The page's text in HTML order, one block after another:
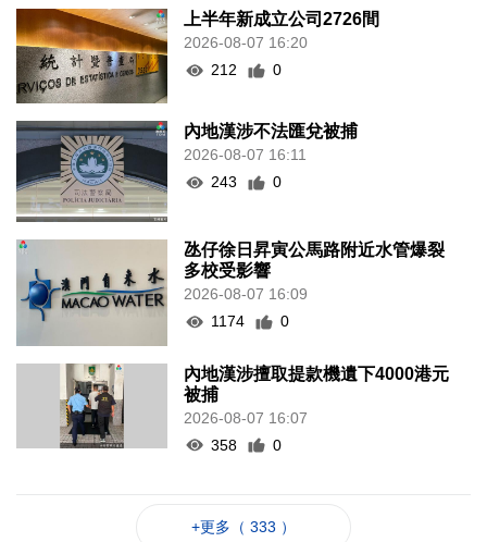
上半年新成立公司2726間
2026-08-07 16:20
212
0
內地漢涉不法匯兌被捕
2026-08-07 16:11
243
0
氹仔徐日昇寅公馬路附近水管爆裂
多校受影響
2026-08-07 16:09
1174
0
內地漢涉擅取提款機遺下4000港元
被捕
2026-08-07 16:07
358
0
+更多（ 333 ）